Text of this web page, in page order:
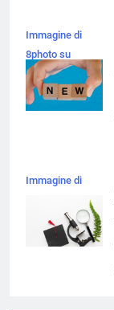
Immagine di
8photo su
Magnific
Immagine di